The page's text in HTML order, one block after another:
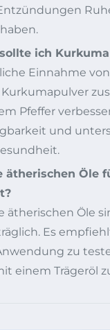
ich
Einnahme
Kurkumapulver
Pfeffer
und
ätherischen Öle
ätherischen Öle
Es
zu
einem Trägeröl